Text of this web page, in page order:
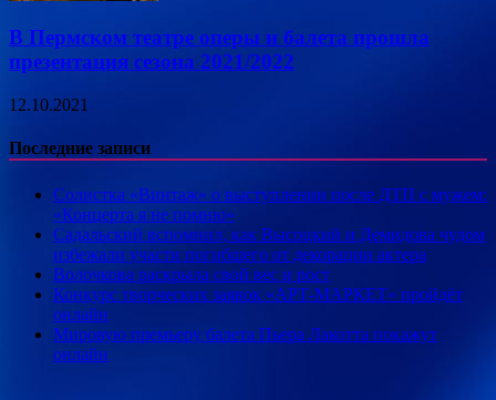
В Пермском театре оперы и балета прошла
презентация сезона 2021/2022
12.10.2021
Последние записи
Солистка «Винтаж» о выступлении после ДТП с мужем:
«Концерта я не помню»
Садальский вспомнил, как Высоцкий и Демидова чудом
избежали участи погибшего от декорации актера
Волочкова раскрыла свой вес и рост
Конкурс творческих заявок «АРТ-МАРКЕТ» пройдёт
онлайн
Мировую премьеру балета Пьера Лакотта покажут
онлайн